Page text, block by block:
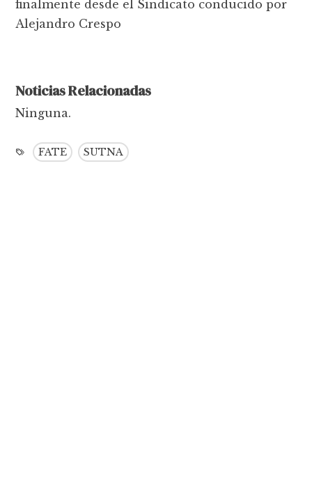
finalmente desde el Sindicato conducido por
Alejandro Crespo
Noticias Relacionadas
Ninguna.
FATE SUTNA